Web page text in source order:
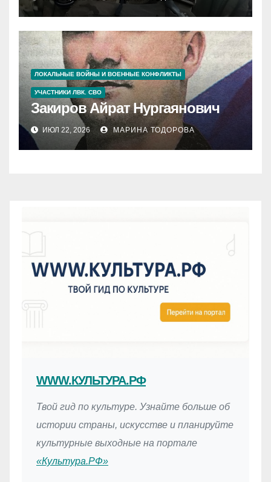
WWW.КУЛЬТУРА.РФ
Твой гид по культуре. Узнайте больше об
истории страны, искусстве и планируйте
культурные выходные на портале
«Культура.РФ»
ЛОКАЛЬНЫЕ ВОЙНЫ И ВОЕННЫЕ КОНФЛИКТЫ
УЧАСТНИКИ ЛВК. СВО
Закиров Айрат Нургаянович
ИЮЛ 22, 2026 МАРИНА ТОДОРОВА